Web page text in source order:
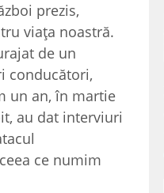
prezis,
viaţa noastră.
de un
conducători,
un an, în martie
au dat interviuri
ce numim